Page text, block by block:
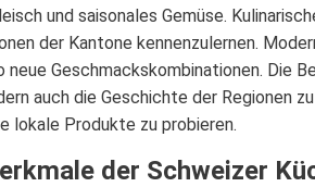
und saisonales Gemüse.
der Kantone kennenzulernen.
neue Geschmackskombinationen. Die
auch die Geschichte der Regionen
lokale Produkte zu probieren.
der Schweizer